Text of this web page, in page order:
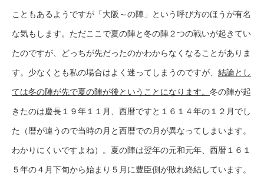
こともあるようですが「大阪～の陣」という呼び方のほうが有名
な気もします。ただここで夏の陣と冬の陣２つの戦いが起きてい
たのですが、どっちが先だったのかわからなくなることがありま
す。少なくとも私の場合はよく迷ってしまうのですが、 結論とし
ては冬の陣が先で夏の陣が後ということになります。 冬の陣が起
きたのは慶長１９年１１月、西暦ですと１６１４年の１２月でし
た（暦が違うので当時の月と西暦での月が異なってしまいます。
わかりにくいですよね）。夏の陣は翌年の元和元年、西暦１６１
５年の４月下旬から始まり５月に豊臣側が敗れ終結しています。